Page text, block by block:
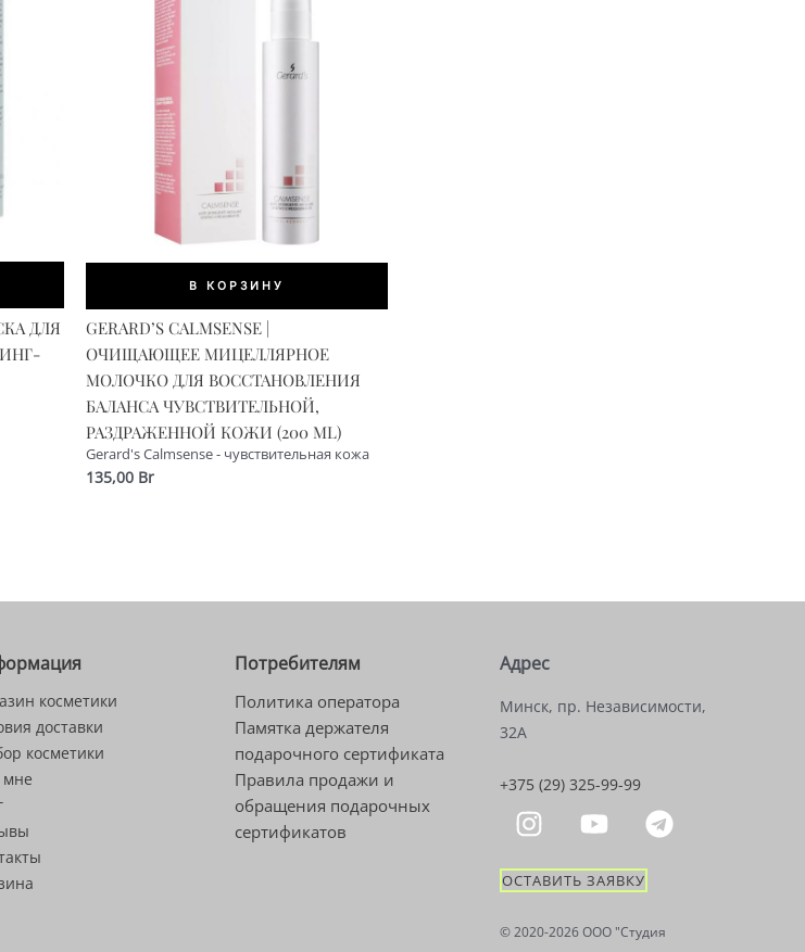
ДЛЯ
В КОРЗИНУ
GERARD’S CALMSENSE |
ОЧИЩАЮЩЕЕ МИЦЕЛЛЯРНОЕ
МОЛОЧКО ДЛЯ ВОССТАНОВЛЕНИЯ
БАЛАНСА ЧУВСТВИТЕЛЬНОЙ,
РАЗДРАЖЕННОЙ КОЖИ (200 ML)
Gerard's Calmsense - чувствительная кожа
135,00 Br
косметики
доставки
косметики
Потребителям
Политика оператора
Памятка держателя
подарочного сертификата
Правила продажи и
обращения подарочных
сертификатов
Адрес
Минск, пр. Независимости,
32А
+375 (29) 325-99-99
ОСТАВИТЬ ЗАЯВКУ
© 2020-2026 OOO "Студия